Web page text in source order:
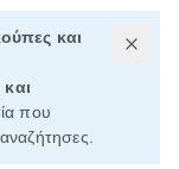
και
που